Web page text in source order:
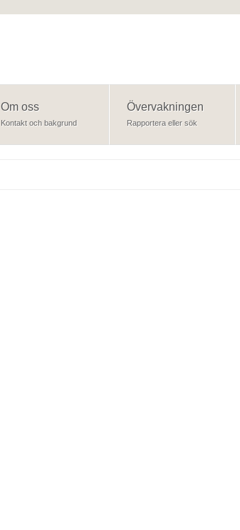
Om oss
Kontakt och bakgrund
Övervakningen
Rapportera eller sök